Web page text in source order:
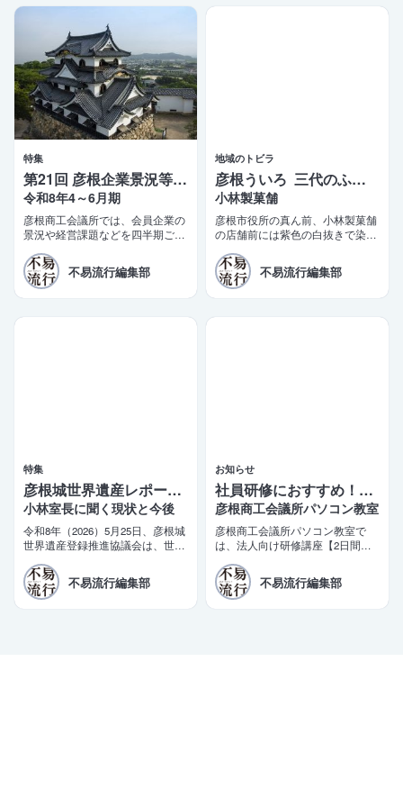
特集
第21回 彦根企業景況等調査報告
令和8年4～6月期
彦根商工会議所では、会員企業の
景況や経営課題などを四半期ごと
査」を実施しております。このほ
ど第21四半期（令和8年4〜6月
期）の調査結果がまとまりました
不易流行編集部
地域のトビラ
彦根ういろ 三代のふるさとの味
小林製菓舗
彦根市役所の真ん前、小林製菓舗
の店舗前には紫色の白抜きで染め
新しい陣旗が立っている。少し前
までは「彦根ういろ ふるさとの
味」だった。
不易流行編集部
特集
彦根城世界遺産レポート 5
小林室長に聞く現状と今後
令和8年（2026）5月25日、彦根城
世界遺産登録推進協議会は、世界
文化庁に提出した。三日月大造滋
賀県知事と田島一成彦根市長が同
日コメントを発表。「令和10年の
不易流行編集部
お知らせ
社員研修におすすめ！2日間で学べるビジネス講座
彦根商工会議所パソコン教室
彦根商工会議所パソコン教室で
は、法人向け研修講座【2日間で
を開講しております。商工会議所
の会員企業様限定の特別価格もご
用意しております。
不易流行編集部